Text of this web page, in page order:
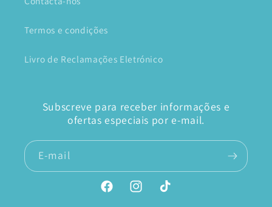
Termos e condições
Livro de Reclamações Eletrónico
Subscreve para receber informações e
ofertas especiais por e-mail.
E-mail
FacebookInstagramTikTok